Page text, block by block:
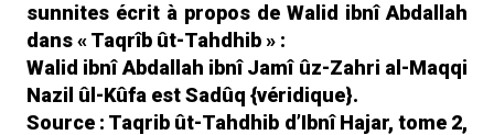
sunnites écrit à propos de Walid ibnî Abdallah
dans « Taqrîb ût-Tahdhib » :
Walid ibnî Abdallah ibnî Jamî ûz-Zahri al-Maqqi
Nazil ûl-Kûfa est Sadûq {véridique}.
Source : Taqrib ût-Tahdhib d’Ibnî Hajar, tome 2,